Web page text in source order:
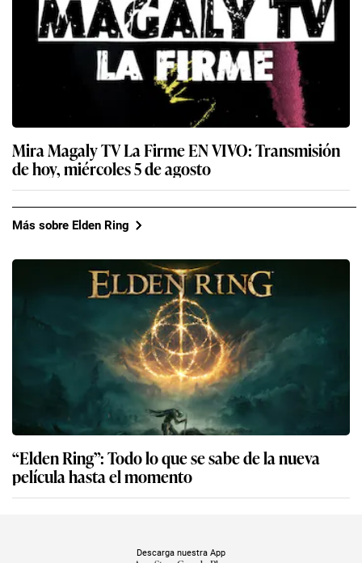
Mira Magaly TV La Firme EN VIVO: Transmisión
de hoy, miércoles 5 de agosto
Más sobre Elden Ring
“Elden Ring”: Todo lo que se sabe de la nueva
película hasta el momento
Descarga nuestra App